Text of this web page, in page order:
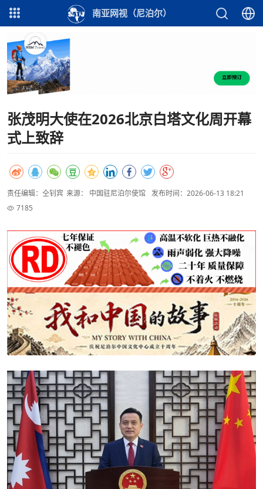
南亚网视（尼泊尔）
张茂明大使在2026北京白塔文化周开幕
式上致辞
责任编辑：仝钊宾 来源： 中国驻尼泊尔使馆 发布时间：2026-06-13 18:21
7185